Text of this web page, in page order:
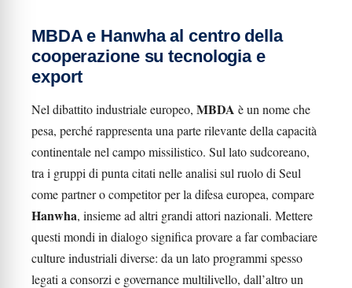
MBDA e Hanwha al centro della
cooperazione su tecnologia e
export
Nel dibattito industriale europeo, MBDA è un nome che
pesa, perché rappresenta una parte rilevante della capacità
continentale nel campo missilistico. Sul lato sudcoreano,
tra i gruppi di punta citati nelle analisi sul ruolo di Seul
come partner o competitor per la difesa europea, compare
Hanwha, insieme ad altri grandi attori nazionali. Mettere
questi mondi in dialogo significa provare a far combaciare
culture industriali diverse: da un lato programmi spesso
legati a consorzi e governance multilivello, dall’altro un